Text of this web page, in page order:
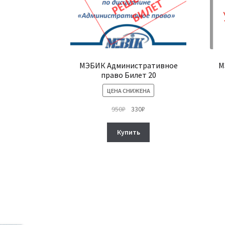
МЭБИК Административное
право Билет 20
ЦЕНА СНИЖЕНА
950₽
Первоначальная
составляла
950₽.
330₽
Купить